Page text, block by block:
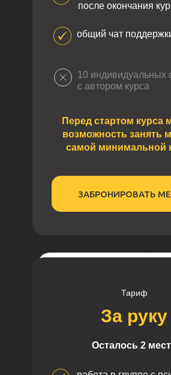
после окончания
Тариф
За руку
Осталось 2
Перед стартом курса
возможность занять
самой минимальной
общий чат
10 индивидуальных
с автором курса
ЗАБРОНИРОВАТЬ